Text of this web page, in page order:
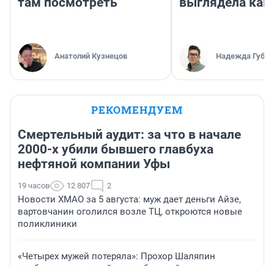
Анатолий Кузнецов Надежда
РЕКОМЕНДУЕМ
Смертельный аудит: за что в начале
2000-х убили бывшего главбуха
нефтяной компании Уфы
19 часов 12 807 2
Новости ХМАО за 5 августа: муж дает деньги Айзе,
вартовчанин оголился возле ТЦ, откроются новые
поликлиники
«Четырех мужей потеряла»: Прохор Шаляпин